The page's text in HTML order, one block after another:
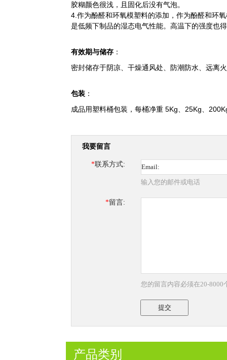
胶糊颜色很浅，且固化后没有气泡。
4.作为酚醛和环氧模塑料的添加， 作为酚醛和环
是低频下制品的湿态电气性能。高温下的强度也
有效期与储存 ：
密封储存于阴凉、干燥通风处、防潮防水、远离
包装 ：
成品用塑料桶包装，每桶净重 5Kg、25Kg、
我要留言
*联系方式:
输入您的邮件或电话
*留言:
您的留言内容必须在20-8000
提交
产品类别